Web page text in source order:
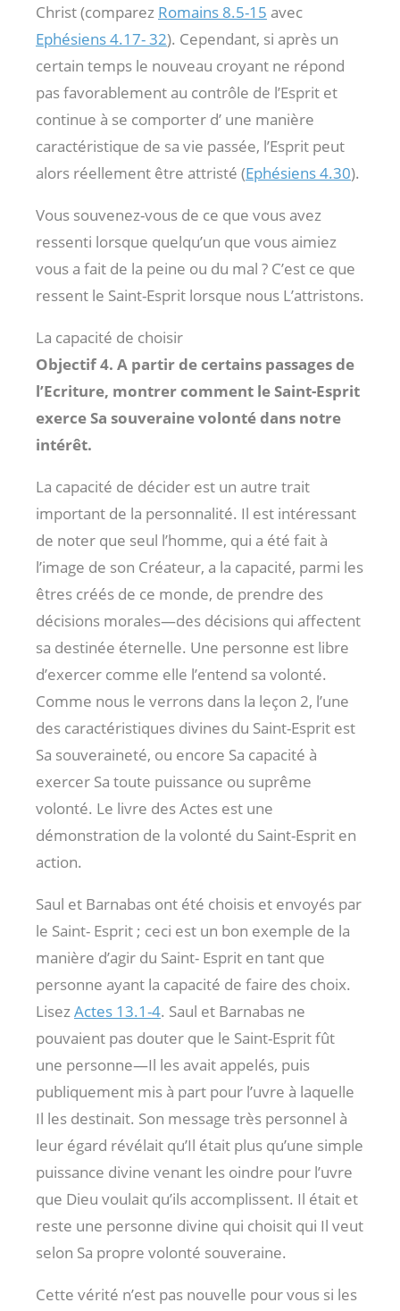
Christ (comparez Romains 8.5-15 avec
Ephésiens 4.17- 32). Cependant, si après un
certain temps le nouveau croyant ne répond
pas favorablement au contrôle de l’Esprit et
continue à se comporter d’ une manière
caractéristique de sa vie passée, l’Esprit peut
alors réellement être attristé (Ephésiens 4.30).
Vous souvenez-vous de ce que vous avez
ressenti lorsque quelqu’un que vous aimiez
vous a fait de la peine ou du mal ? C’est ce que
ressent le Saint-Esprit lorsque nous L’attristons.
La capacité de choisir
Objectif 4. A partir de certains passages de
l’Ecriture, montrer comment le Saint-Esprit
exerce Sa souveraine volonté dans notre
intérêt.
La capacité de décider est un autre trait
important de la personnalité. Il est intéressant
de noter que seul l’homme, qui a été fait à
l’image de son Créateur, a la capacité, parmi les
êtres créés de ce monde, de prendre des
décisions morales—des décisions qui affectent
sa destinée éternelle. Une personne est libre
d’exercer comme elle l’entend sa volonté.
Comme nous le verrons dans la leçon 2, l’une
des caractéristiques divines du Saint-Esprit est
Sa souveraineté, ou encore Sa capacité à
exercer Sa toute puissance ou suprême
volonté. Le livre des Actes est une
démonstration de la volonté du Saint-Esprit en
action.
Saul et Barnabas ont été choisis et envoyés par
le Saint- Esprit ; ceci est un bon exemple de la
manière d’agir du Saint- Esprit en tant que
personne ayant la capacité de faire des choix.
LisezActes 13.1-4. Saul et Barnabas ne
pouvaient pas douter que le Saint-Esprit fût
une personne—Il les avait appelés, puis
publiquement mis à part pour l’uvre à laquelle
Il les destinait. Son message très personnel à
leur égard révélait qu’Il était plus qu’une simple
puissance divine venant les oindre pour l’uvre
que Dieu voulait qu’ils accomplissent. Il était et
reste une personne divine qui choisit qui Il veut
selon Sa propre volonté souveraine.
Cette vérité n’est pas nouvelle pour vous si les